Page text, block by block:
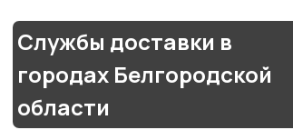
Службы доставки в
городах Белгородской
области